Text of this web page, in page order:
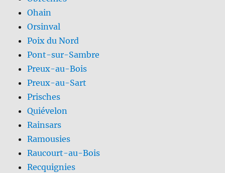
Ohain
Orsinval
Poix du Nord
Pont-sur-Sambre
Preux-au-Bois
Preux-au-Sart
Prisches
Quiévelon
Rainsars
Ramousies
Raucourt-au-Bois
Recquignies